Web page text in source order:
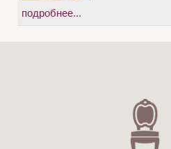
подробнее...